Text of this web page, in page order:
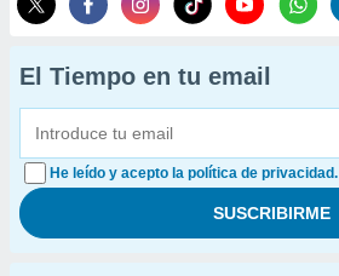
El Tiempo en tu email
He leído y acepto la política de privacidad.